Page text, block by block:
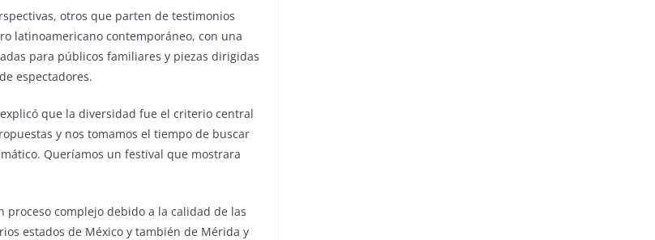
otros que parten de testimonios
latinoamericano contemporáneo, con una
para públicos familiares y piezas dirigidas
espectadores.
que la diversidad fue el criterio central
y nos tomamos el tiempo de buscar
Queríamos un festival que mostrara
complejo debido a la calidad de las
estados de México y también de Mérida y